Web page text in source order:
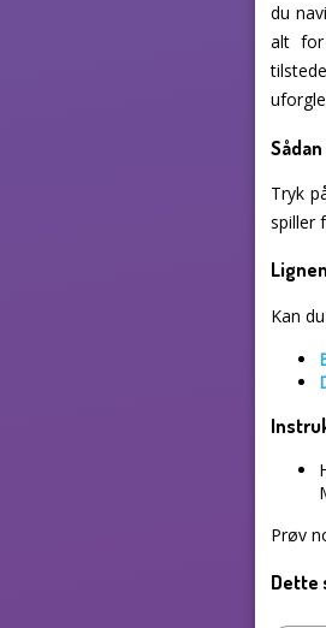
du
alt for
Tryk
spiller
Kan
Prøv
Dette